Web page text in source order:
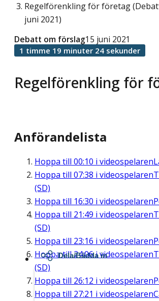
Regelförenkling för företag
juni 2021)
Regelförenkling för
Debatt om förslag15 juni 2021
1 timme 19 minuter 24 sekunder
Anförandelista
Hoppa till 00:10 i videospelaren
Hoppa till 07:38 i videospelaren
(SD)
Hoppa till 16:30 i videospelaren
Hoppa till 21:49 i videospelaren
(SD)
Hoppa till 23:16 i videospelaren
Hoppa till24:06i videospelaren
(SD)
Hoppa till 26:12 i videospelaren
Hoppa till 27:21 i videospelaren
Dela/Bädda in